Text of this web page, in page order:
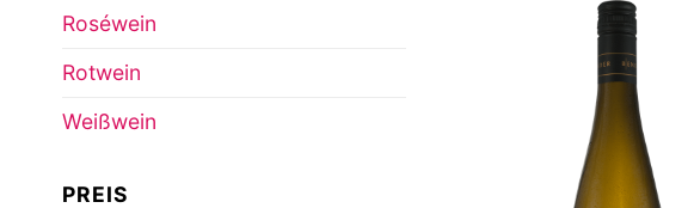
Roséwein
Rotwein
Weißwein
PREIS